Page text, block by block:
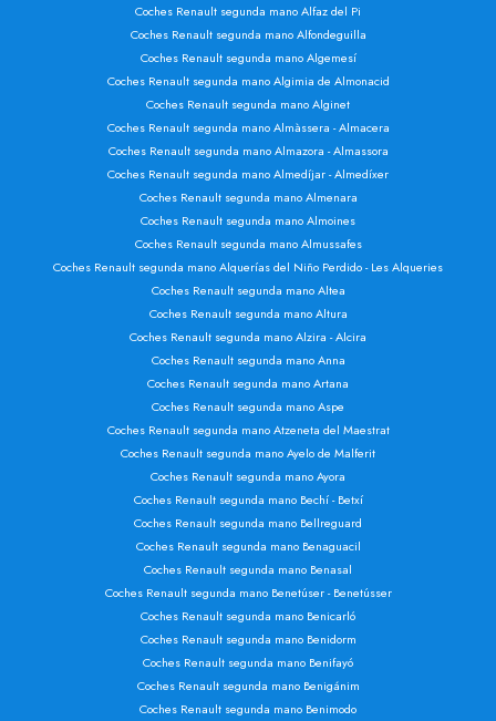
Coches Renault segunda mano Alfaz del Pi
Coches Renault segunda mano Alfondeguilla
Coches Renault segunda mano Algemesí
Coches Renault segunda mano Algimia de Almonacid
Coches Renault segunda mano Alginet
Coches Renault segunda mano Almàssera - Almacera
Coches Renault segunda mano Almazora - Almassora
Coches Renault segunda mano Almedíjar - Almedíxer
Coches Renault segunda mano Almenara
Coches Renault segunda mano Almoines
Coches Renault segunda mano Almussafes
Coches Renault segunda mano Alquerías del Niño Perdido - Les Alqueries
Coches Renault segunda mano Altea
Coches Renault segunda mano Altura
Coches Renault segunda mano Alzira - Alcira
Coches Renault segunda mano Anna
Coches Renault segunda mano Artana
Coches Renault segunda mano Aspe
Coches Renault segunda mano Atzeneta del Maestrat
Coches Renault segunda mano Ayelo de Malferit
Coches Renault segunda mano Ayora
Coches Renault segunda mano Bechí - Betxí
Coches Renault segunda mano Bellreguard
Coches Renault segunda mano Benaguacil
Coches Renault segunda mano Benasal
Coches Renault segunda mano Benetúser - Benetússer
Coches Renault segunda mano Benicarló
Coches Renault segunda mano Benidorm
Coches Renault segunda mano Benifayó
Coches Renault segunda mano Benigánim
Coches Renault segunda mano Benimodo